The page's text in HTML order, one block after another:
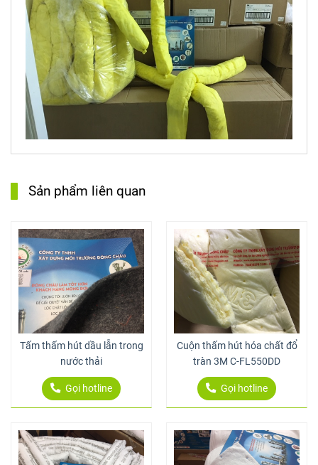
Sản phẩm liên quan
Tấm thấm hút dầu lẫn trong
nước thải
Gọi hotline
Cuộn thấm hút hóa chất đổ
tràn 3M C-FL550DD
Gọi hotline